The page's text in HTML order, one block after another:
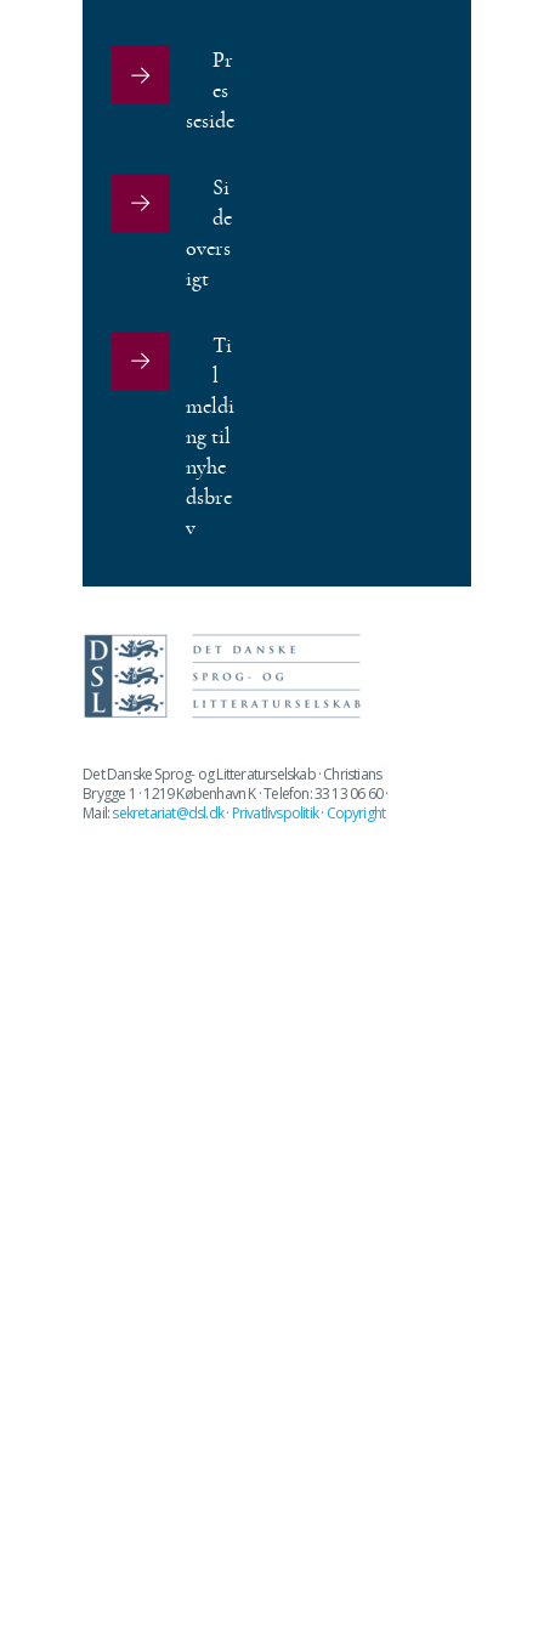
Pr
es
seside
Si
de
overs
igt
Ti
l
meldi
ng til
nyhe
dsbre
v
Det Danske Sprog- og Litteraturselskab · Christians
Brygge 1 · 1219 København K · Telefon: 33 13 06 60 ·
Mail:sekretariat@dsl.dk· Privatlivspolitik· Copyright